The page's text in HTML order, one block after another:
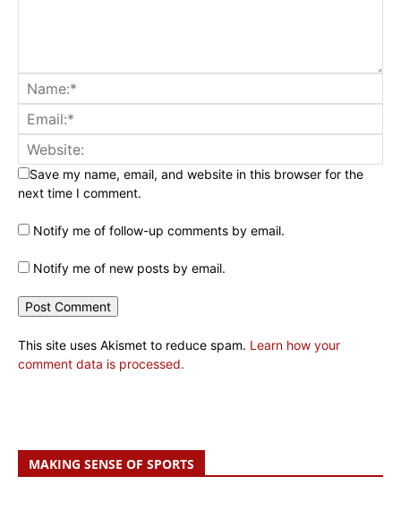
Save my name, email, and website in this browser for the
next time I comment.
Notify me of follow-up comments by email.
Notify me of new posts by email.
This site uses Akismet to reduce spam. Learn how your
comment data is processed.
MAKING SENSE OF SPORTS